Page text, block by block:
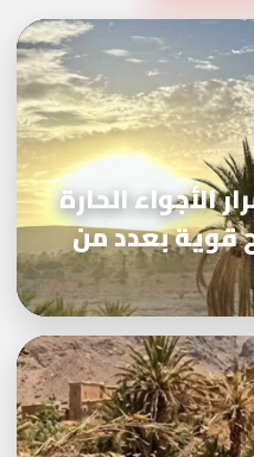
الأجواء الحارة
قوية بعدد من